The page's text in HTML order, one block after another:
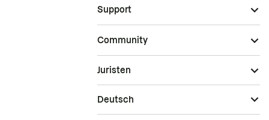
Support
Community
Juristen
Deutsch